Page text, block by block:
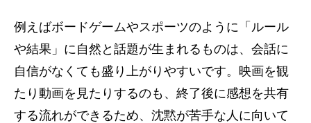
例えばボードゲームやスポーツのように「ルール
や結果」に自然と話題が生まれるものは、会話に
自信がなくても盛り上がりやすいです。映画を観
たり動画を見たりするのも、終了後に感想を共有
する流れができるため、沈黙が苦手な人に向いて